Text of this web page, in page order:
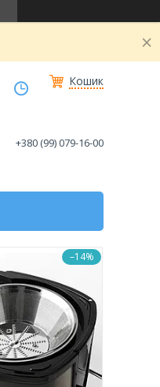
Кошик
+380 (99) 079-16-00
–14%